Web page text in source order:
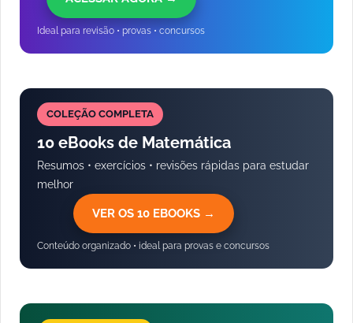
Ideal para revisão • provas • concursos
COLEÇÃO COMPLETA
10 eBooks de Matemática
Resumos • exercícios • revisões rápidas para estudar
melhor
VER OS 10 EBOOKS →
Conteúdo organizado • ideal para provas e concursos